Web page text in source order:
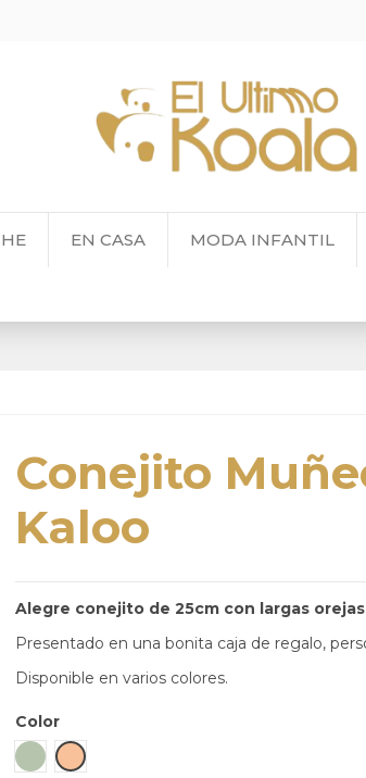
EN CASA MODA INFANTIL
Conejito
Kaloo
Alegre conejito de 25cm con largas
Presentado en una bonita caja de regalo,
Disponible en varios colores.
Color
Aqua
Melocotón